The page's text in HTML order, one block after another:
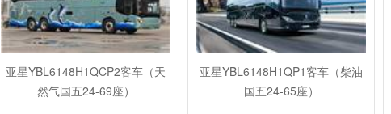
亚星YBL6148H1QCP2客车（天
然气国五24-69座）
亚星YBL6148H1QP1客车（柴油
国五24-65座）